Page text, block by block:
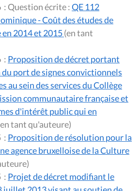
: Question écrite :QE 112
- Coût des études de
2014 et 2015(en tant
: Proposition de décret portant
port de signes convictionnels
au sein des services du Collège
communautaire française et
d'intérêt public qui en
(en tant qu'auteure)
: Proposition de résolution pour la
agence bruxelloise de la Culture
qu'auteure)
: Projet de décret modifiant le